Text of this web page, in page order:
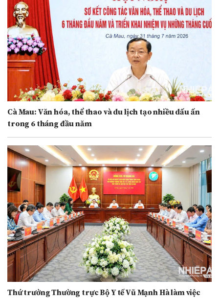
Cà Mau: Văn hóa, thể thao và du lịch tạo nhiều dấu ấn
trong 6 tháng đầu năm
Thứ trưởng Thường trực Bộ Y tế Vũ Mạnh Hà làm việc